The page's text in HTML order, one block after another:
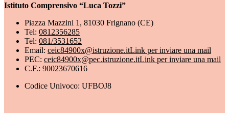
Istituto Comprensivo “Luca Tozzi”
Piazza Mazzini 1, 81030 Frignano (CE)
Tel: 0812356285
Tel: 081/3531652
Email: ceic84900x@istruzione.itLink per inviare una mail
PEC: ceic84900x@pec.istruzione.itLink per inviare una mail
C.F.: 90023670616
Codice Univoco: UFBOJ8